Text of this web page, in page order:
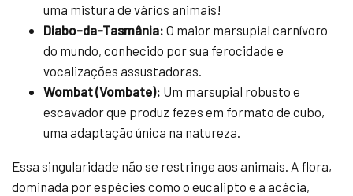
uma mistura de vários animais!
Diabo-da-Tasmânia: O maior marsupial carnívoro
do mundo, conhecido por sua ferocidade e
vocalizações assustadoras.
Wombat (Vombate): Um marsupial robusto e
escavador que produz fezes em formato de cubo,
uma adaptação única na natureza.
Essa singularidade não se restringe aos animais. A flora,
dominada por espécies como o eucalipto e a acácia,